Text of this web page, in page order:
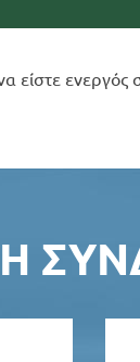
είστε ενεργός